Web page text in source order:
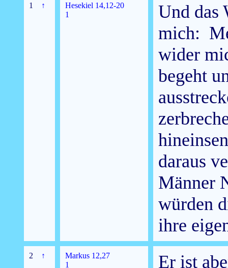
1 ↑
Hesekiel 14,12-20
1
Und das
mich:
wider
begeht
daraus
Männer
würden
ihre
2 ↑
Markus 12,27
1
Er ist